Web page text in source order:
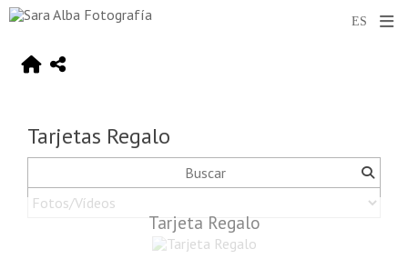
Tarjetas Regalo
Tarjeta Regalo